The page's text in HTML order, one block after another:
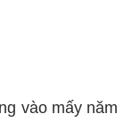
vào mấy năm